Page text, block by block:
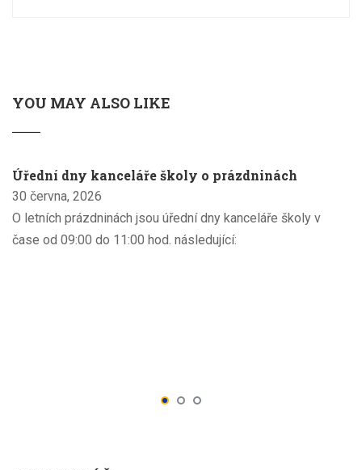
YOU MAY ALSO LIKE
Úřední dny kanceláře školy o prázdninách
30 června, 2026
O letních prázdninách jsou úřední dny kanceláře školy v
čase od 09:00 do 11:00 hod. následující: